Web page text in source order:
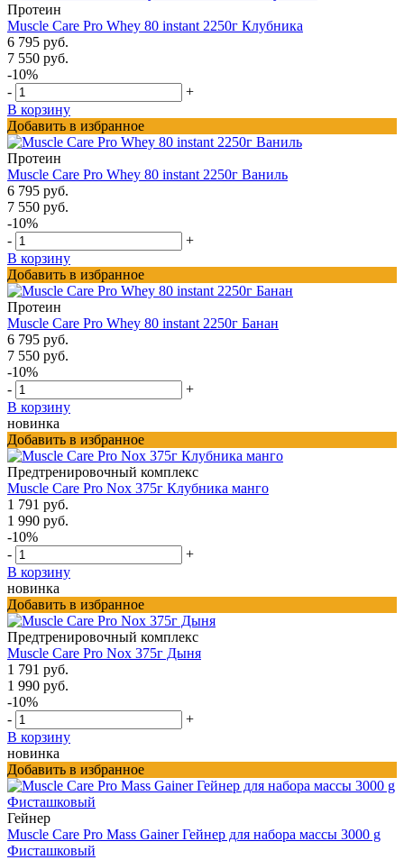
Протеин
Muscle Care Pro Whey 80 instant 2250г Клубника
6 795 руб.
7 550 руб.
-10%
-
+
В корзину
Добавить в избранное
Протеин
Muscle Care Pro Whey 80 instant 2250г Ваниль
6 795 руб.
7 550 руб.
-10%
-
+
В корзину
Добавить в избранное
Протеин
Muscle Care Pro Whey 80 instant 2250г Банан
6 795 руб.
7 550 руб.
-10%
-
+
В корзину
новинка
Добавить в избранное
Предтренировочный комплекс
Muscle Care Pro Nox 375г Клубника манго
1 791 руб.
1 990 руб.
-10%
-
+
В корзину
новинка
Добавить в избранное
Предтренировочный комплекс
Muscle Care Pro Nox 375г Дыня
1 791 руб.
1 990 руб.
-10%
-
+
В корзину
новинка
Добавить в избранное
Гейнер
Muscle Care Pro Mass Gainer Гейнер для набора массы 3000 g
Фисташковый